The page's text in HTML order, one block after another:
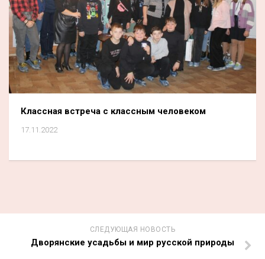
Классная встреча с классным человеком
17.11.2022
СЛЕДУЮЩАЯ НОВОСТЬ
Дворянские усадьбы и мир русской природы